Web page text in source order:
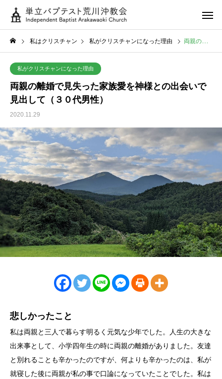
私はクリスチャン 私がクリスチャンになった理由 両親の離婚で見失った家族愛を神様との出会いで見出して（３０代男性）
私がクリスチャンになった理由
両親の離婚で見失った家族愛を神様との出会いで
見出して（３０代男性）
2020.11.29
悲しかったこと
私は両親と三人で暮らす明るく元気な少年でした。人生の大きな
出来事として、小学四年生の時に両親の離婚がありました。友達
と別れることも辛かったのですが、何よりも辛かったのは、私が
就寝した後に両親が私の事で口論になっていたことでした。私は